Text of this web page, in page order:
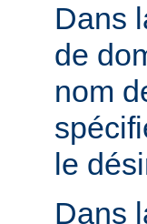
Dans
de
nom
le
Dans